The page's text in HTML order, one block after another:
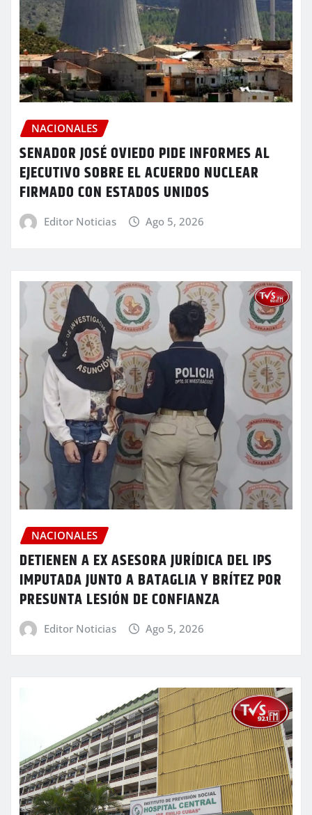
NACIONALES
SENADOR JOSÉ OVIEDO PIDE INFORMES AL
EJECUTIVO SOBRE EL ACUERDO NUCLEAR
FIRMADO CON ESTADOS UNIDOS
Editor Noticias Ago 5, 2026
NACIONALES
DETIENEN A EX ASESORA JURÍDICA DEL IPS
IMPUTADA JUNTO A BATAGLIA Y BRÍTEZ POR
PRESUNTA LESIÓN DE CONFIANZA
Editor Noticias Ago 5, 2026